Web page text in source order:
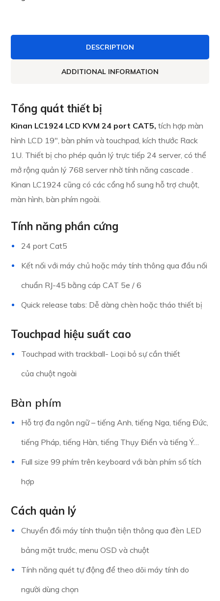
DESCRIPTION
ADDITIONAL INFORMATION
Tổng quát thiết bị
Kinan LC1924 LCD KVM 24 port CAT5, tích hợp màn
hình LCD 19″, bàn phím và touchpad, kích thước Rack
1U. Thiết bị cho phép quản lý trực tiếp 24 server, có thể
mở rộng quản lý 768 server nhờ tính năng cascade .
Kinan LC1924 cũng có các cổng hổ sung hỗ trợ chuột,
màn hình, bàn phím ngoài.
Tính năng phần cứng
24 port Cat5
Kết nối với máy chủ hoặc máy tính thông qua đầu nối
chuẩn RJ-45 bằng cáp CAT 5e / 6
Quick release tabs: Dễ dàng chèn hoặc tháo thiết bị
Touchpad hiệu suất cao
Touchpad with trackball- Loại bỏ sự cần thiết
của chuột ngoài
​Bàn phím
Hỗ trợ đa ngôn ngữ – tiếng Anh, tiếng Nga, tiếng Đức,
tiếng Pháp, tiếng Hàn, tiếng Thụy Điển và tiếng Ý…
Full size 99 phím trên keyboard với bàn phím số tích
hợp
Cách quản lý
Chuyển đổi máy tính thuận tiện thông qua đèn LED
bảng mặt trước, menu OSD và chuột
Tính năng quét tự động để theo dõi máy tính do
người dùng chọn